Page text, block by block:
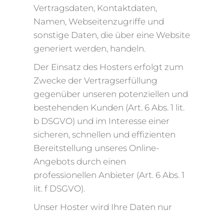
Vertragsdaten, Kontaktdaten,
Namen, Webseitenzugriffe und
sonstige Daten, die über eine Website
generiert werden, handeln.
Der Einsatz des Hosters erfolgt zum
Zwecke der Vertragserfüllung
gegenüber unseren potenziellen und
bestehenden Kunden (Art. 6 Abs. 1 lit.
b DSGVO) und im Interesse einer
sicheren, schnellen und effizienten
Bereitstellung unseres Online-
Angebots durch einen
professionellen Anbieter (Art. 6 Abs. 1
lit. f DSGVO).
Unser Hoster wird Ihre Daten nur